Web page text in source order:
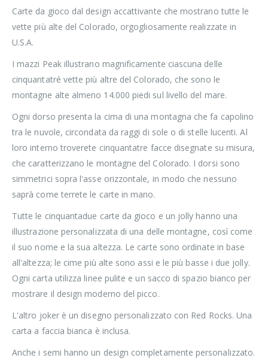
Carte da gioco dal design accattivante che mostrano tutte le
vette più alte del Colorado, orgogliosamente realizzate in
U.S.A.
I mazzi Peak illustrano magnificamente ciascuna delle
cinquantatré vette più altre del Colorado, che sono le
montagne alte almeno 14.000 piedi sul livello del mare.
Ogni dorso presenta la cima di una montagna che fa capolino
tra le nuvole, circondata da raggi di sole o di stelle lucenti. Al
loro interno troverete cinquantatre facce disegnate su misura,
che caratterizzano le montagne del Colorado. I dorsi sono
simmetrici sopra l'asse orizzontale, in modo che nessuno
saprà come terrete le carte in mano.
Tutte le cinquantadue carte da gioco e un jolly hanno una
illustrazione personalizzata di una delle montagne, così come
il suo nome e la sua altezza. Le carte sono ordinate in base
all'altezza; le cime più alte sono assi e le più basse i due jolly.
Ogni carta utilizza linee pulite e un sacco di spazio bianco per
mostrare il design moderno del picco.
L'altro joker è un disegno personalizzato con Red Rocks. Una
carta a faccia bianca è inclusa.
Anche i semi hanno un design completamente personalizzato.